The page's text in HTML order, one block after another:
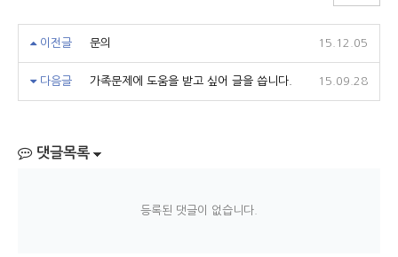
이전글 문의 15.12.05
다음글 가족문제에 도움을 받고 싶어 글을 씁니다. 15.09.28
댓글목록
등록된 댓글이 없습니다.